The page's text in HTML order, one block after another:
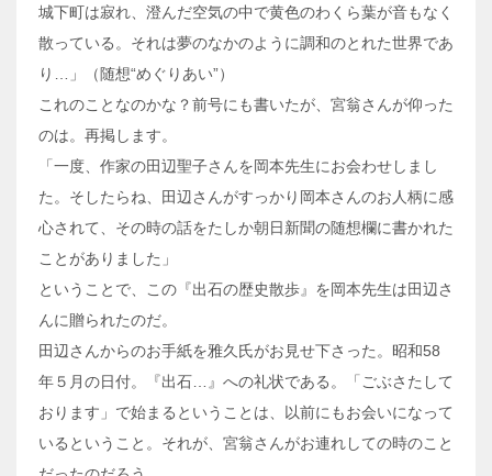
城下町は寂れ、澄んだ空気の中で黄色のわくら葉が音もなく
散っている。それは夢のなかのように調和のとれた世界であ
り…」（随想“めぐりあい”）
これのことなのかな？前号にも書いたが、宮翁さんが仰った
のは。再掲します。
「一度、作家の田辺聖子さんを岡本先生にお会わせしまし
た。そしたらね、田辺さんがすっかり岡本さんのお人柄に感
心されて、その時の話をたしか朝日新聞の随想欄に書かれた
ことがありました」
ということで、この『出石の歴史散歩』を岡本先生は田辺さ
んに贈られたのだ。
田辺さんからのお手紙を雅久氏がお見せ下さった。昭和58
年５月の日付。『出石…』への礼状である。「ごぶさたして
おります」で始まるということは、以前にもお会いになって
いるということ。それが、宮翁さんがお連れしての時のこと